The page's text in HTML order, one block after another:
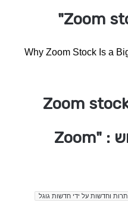
Why Zoom Stock Is a
עד כמה פופולרי חיפוש : "Zoom
וחדשות על ידי חדשות גוגל